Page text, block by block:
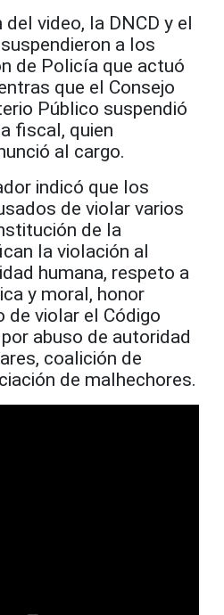
video, la DNCD y el
a los
de Policía que actuó
que el Consejo
Público suspendió
fiscal, quien
al cargo.
indicó que los
de violar varios
de la
la violación al
humana, respeto a
y moral, honor
de violar el Código
abuso de autoridad
coalición de
de malhechores.